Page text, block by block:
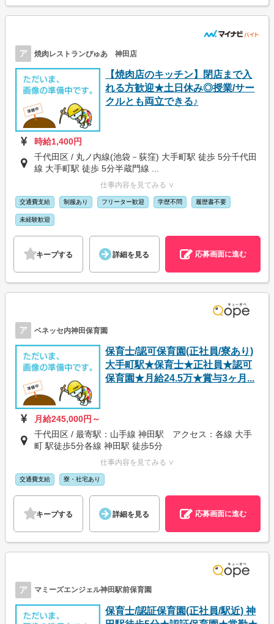
ア 焼肉レストランぴゅあ 神田店
【焼肉店のキッチン】閉店まで入
れる方歓迎★土日休み◎授業/サー
クルとも両立できる♪
時給1,400円
千代田区 / 丸ノ内線(池袋－荻窪) 大手町駅 徒歩 5分千代田
線 大手町駅 徒歩 5分半蔵門線 ...
仕事内容を見てみる ∨
交通費支給 制服あり フリーター歓迎 学歴不問 履歴書不要
未経験歓迎
キープする 詳細を見る 応募画面に進む
ア ベネッセ内神田保育園
保育士/認可保育園(正社員/寮あり)
大手町駅★保育士★正社員★認可
保育園★月給24.5万★賞与3ヶ月...
月給245,000円～
千代田区 / 最寄駅：山手線 神田駅 アクセス：各線 大手
町 駅徒歩5分各線 神田駅 徒歩5分
仕事内容を見てみる ∨
交通費支給 寮・社宅あり
キープする 詳細を見る 応募画面に進む
ア マミーズエンジェル神田駅前保育園
保育士/認証保育園(正社員/駅近) 神